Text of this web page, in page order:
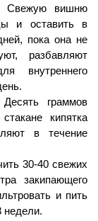
Свежую вишню
и оставить в
пока она не
разбавляют
внутреннего
Десять граммов
кипятка
в течение
30-40 свежих
закипающего
и пить
недели.